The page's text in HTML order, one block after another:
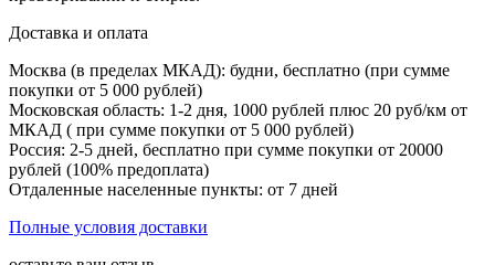
Доставка и оплата
Москва (в пределах МКАД): будни, бесплатно (при сумме
покупки от 5 000 рублей)
Московская область: 1-2 дня, 1000 рублей плюс 20 руб/км от
МКАД ( при сумме покупки от 5 000 рублей)
Россия: 2-5 дней, бесплатно при сумме покупки от 20000
рублей (100% предоплата)
Отдаленные населенные пункты: от 7 дней
Полные условия доставки